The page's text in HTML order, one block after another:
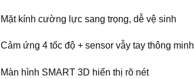
Mặt kính cường lực sang trọng, dễ vệ sinh
Cảm ứng 4 tốc độ + sensor vẫy tay thông minh
Màn hình SMART 3D hiển thị rõ nét